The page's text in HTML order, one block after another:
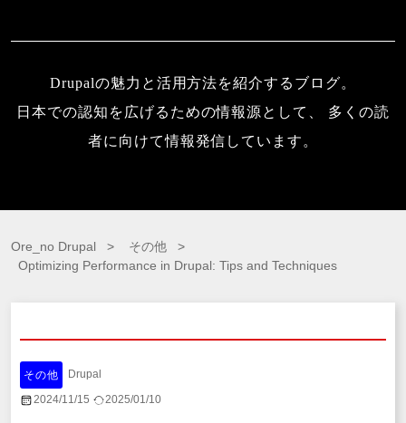
Drupalの魅力と活用方法を紹介するブログ。
日本での認知を広げるための情報源として、 多くの読
者に向けて情報発信しています。
Ore_no Drupal
その他
Optimizing Performance in Drupal: Tips and Techniques
その他
Drupal
2024/11/15
2025/01/10